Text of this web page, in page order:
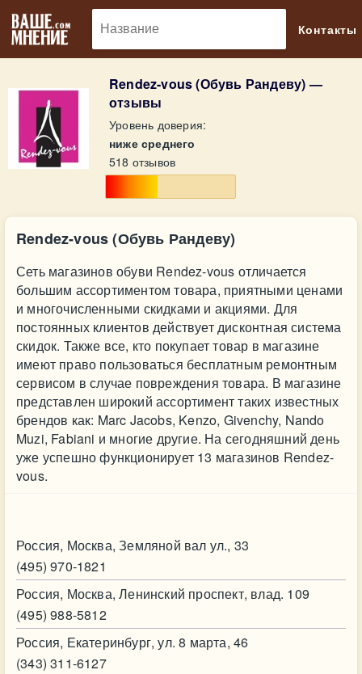
Контакты
Rendez-vous (Обувь Рандеву) —
отзывы
Уровень доверия:
ниже среднего
518 отзывов
Rendez-vous (Обувь Рандеву)
Сеть магазинов обуви Rendez-vous отличается
большим ассортиментом товара, приятными ценами
и многочисленными скидками и акциями. Для
постоянных клиентов действует дисконтная система
скидок. Также все, кто покупает товар в магазине
имеют право пользоваться бесплатным ремонтным
сервисом в случае повреждения товара. В магазине
представлен широкий ассортимент таких известных
брендов как: Marc Jacobs, Kenzo, Givenchy, Nando
Muzi, Fabiani и многие другие. На сегодняшний день
уже успешно функционирует 13 магазинов Rendez-
vous.
Россия, Москва, Земляной вал ул., 33
(495) 970-1821
Россия, Москва, Ленинский проспект, влад. 109
(495) 988-5812
Россия, Екатеринбург, ул. 8 марта, 46
(343) 311-6127